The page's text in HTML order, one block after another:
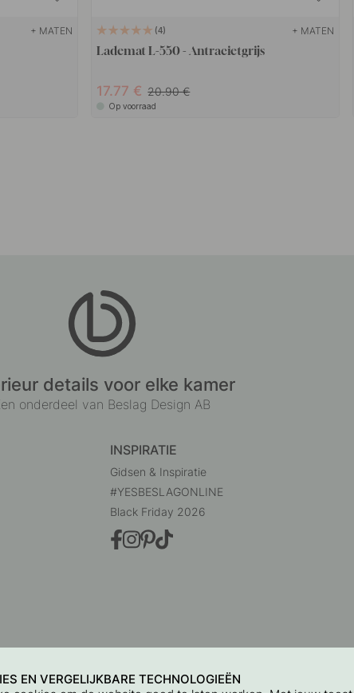
+ MATEN 4 + MATEN
Lademat L-550 - Antracietgrijs
17.77 20.90
Op voorraad
details voor elke kamer
onderdeel van Beslag Design AB
INSPIRATIE
Gidsen & Inspiratie
#YESBESLAGONLINE
Black Friday 2026
EN VERGELIJKBARE TECHNOLOGIEËN